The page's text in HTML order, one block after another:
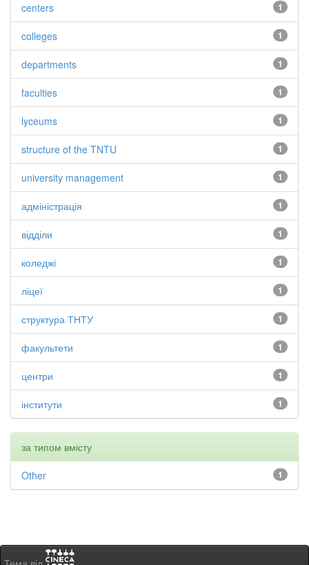
1
centers
1
colleges
1
departments
1
faculties
1
lyceums
1
structure of the TNTU
1
university management
1
адміністрація
1
відділи
1
коледжі
1
ліцеї
1
структура ТНТУ
1
факультети
1
центри
1
інститути
за типом вмісту
1
Other